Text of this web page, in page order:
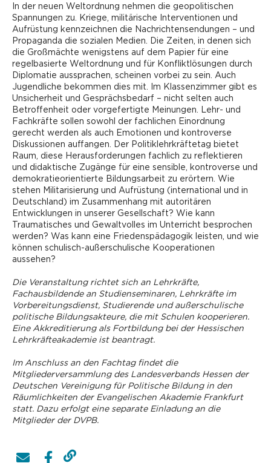
In der neuen Weltordnung nehmen die geopolitischen
Spannungen zu. Kriege, militärische Interventionen und
Aufrüstung kennzeichnen die Nachrichtensendungen – und
Propaganda die sozialen Medien. Die Zeiten, in denen sich
die Großmächte wenigstens auf dem Papier für eine
regelbasierte Weltordnung und für Konfliktlösungen durch
Diplomatie aussprachen, scheinen vorbei zu sein. Auch
Jugendliche bekommen dies mit. Im Klassenzimmer gibt es
Unsicherheit und Gesprächsbedarf – nicht selten auch
Betroffenheit oder vorgefertigte Meinungen. Lehr- und
Fachkräfte sollen sowohl der fachlichen Einordnung
gerecht werden als auch Emotionen und kontroverse
Diskussionen auffangen. Der Politiklehrkräftetag bietet
Raum, diese Herausforderungen fachlich zu reflektieren
und didaktische Zugänge für eine sensible, kontroverse und
demokratieorientierte Bildungsarbeit zu erörtern. Wie
stehen Militarisierung und Aufrüstung (international und in
Deutschland) im Zusammenhang mit autoritären
Entwicklungen in unserer Gesellschaft? Wie kann
Traumatisches und Gewaltvolles im Unterricht besprochen
werden? Was kann eine Friedenspädagogik leisten, und wie
können schulisch-außerschulische Kooperationen
aussehen?
Die Veranstaltung richtet sich an Lehrkräfte,
Fachausbildende an Studienseminaren, Lehrkräfte im
Vorbereitungsdienst, ­Studierende und außerschulische
politische Bildungsakteure, die mit Schulen kooperieren.
Eine Akkreditierung als Fortbildung bei der Hessischen
Lehrkräfteakademie ist beantragt.
Im Anschluss an den Fachtag findet die
Mitgliederversammlung des Landesverbands Hessen der
Deutschen Vereinigung für Politische Bildung in den
Räumlichkeiten der Evangelischen Akademie Frankfurt
statt. Dazu erfolgt eine separate Einladung an die
Mitglieder der DVPB.